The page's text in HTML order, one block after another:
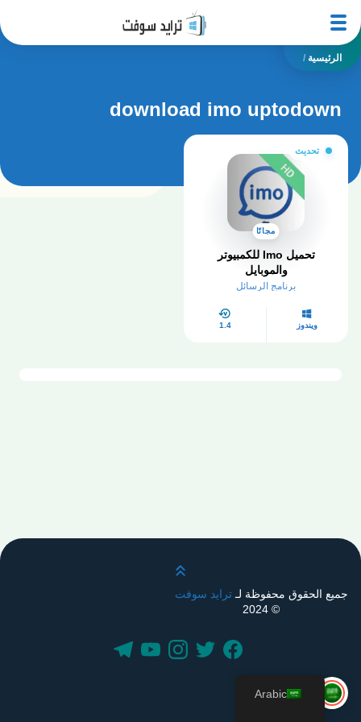
الرئيسية /
download imo uptodown
تحديث
مجانًا
تحميل Imo للكمبيوتر
والموبايل
برنامج الرسائل
ويندوز 1.4
قم بالتمرير لأعلى
جميع الحقوق محفوظة لـترايد سوفت
© 2024
Arabic